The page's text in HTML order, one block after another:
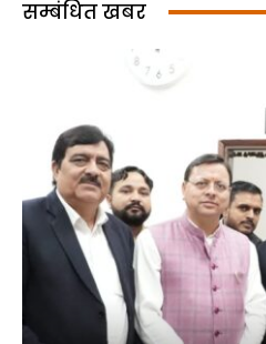
सम्बंधित खबर